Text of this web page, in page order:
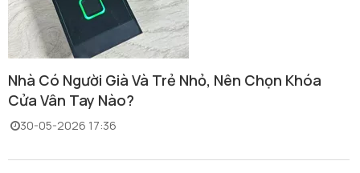
Nhà Có Người Già Và Trẻ Nhỏ, Nên Chọn Khóa
Cửa Vân Tay Nào?
30-05-2026 17:36